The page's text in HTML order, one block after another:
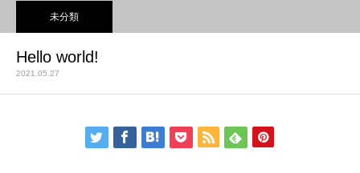
未分類
Hello world!
2021.05.27